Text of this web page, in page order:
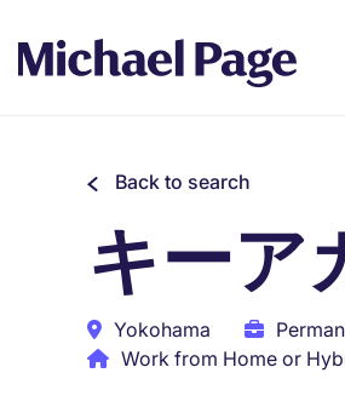
Back to search
キーア
Yokohama
Work from Home or